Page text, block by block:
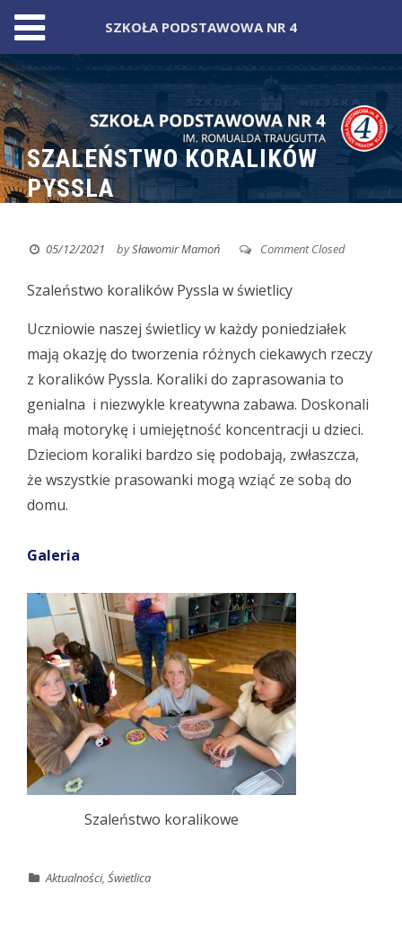
Skip
to
content
SZALEŃSTWO KORALIKÓW
PYSSLA
05/12/2021 bySławomir Mamoń Comment Closed
Szaleństwo koralików Pyssla w świetlicy
Uczniowie naszej świetlicy w każdy poniedziałek
mają okazję do tworzenia różnych ciekawych rzeczy
z koralików Pyssla. Koraliki do zaprasowania to
genialna i niezwykle kreatywna zabawa. Doskonali
małą motorykę i umiejętność koncentracji u dzieci.
Dzieciom koraliki bardzo się podobają, zwłaszcza,
że wszystkie prasowanki mogą wziąć ze sobą do
domu.
Galeria
Szaleństwo koralikowe
Aktualności,Świetlica
SZKOŁA PODSTAWOWA NR 4